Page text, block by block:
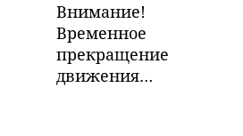
Внимание!
Временное
прекращение
движения